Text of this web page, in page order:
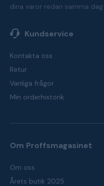
dina varor redan samma
Kundservice
Kontakta oss
Retur
Vanliga frågor
Min orderhistorik
Om Proffsmagasinet
Om oss
Årets butik 2025